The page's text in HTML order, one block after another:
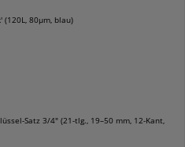
(120L, 80µm, blau)
Satz 3/4" (21-tlg., 19–50 mm, 12-Kant,